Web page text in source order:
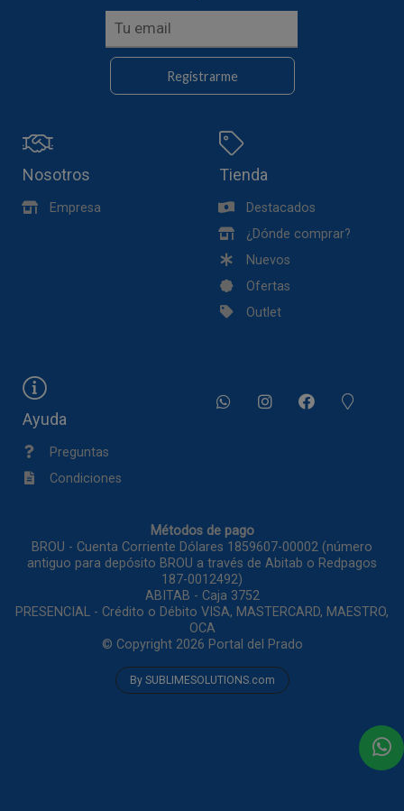
Registrarme
Nosotros
Empresa
Tienda
Destacados
¿Dónde comprar?
Nuevos
Ofertas
Outlet
Ayuda
Preguntas
Condiciones
Métodos de pago
BROU - Cuenta Corriente Dólares 1859607-00002 (número
antiguo para depósito BROU a través de Abitab o Redpagos
187-0012492)
ABITAB - Caja 3752
PRESENCIAL - Crédito o Débito VISA, MASTERCARD, MAESTRO,
OCA
© Copyright 2026 Portal del Prado
By SUBLIMESOLUTIONS.com